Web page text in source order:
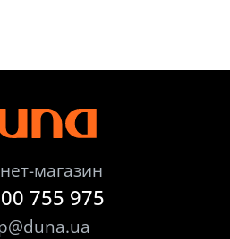
магазин
755 975